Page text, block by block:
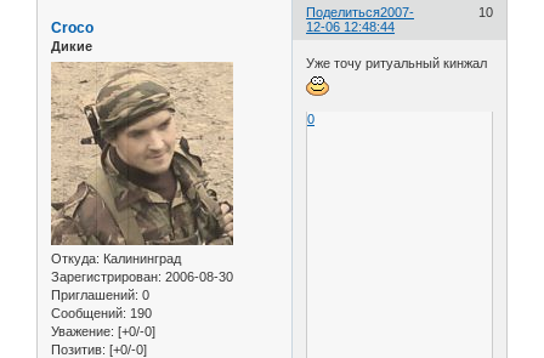
Поделиться 10
2007-
12-06 12:48:44
Croco
Дикие
Откуда: Калининград
Зарегистрирован: 2006-08-30
Приглашений: 0
Сообщений: 190
Уважение: [+0/-0]
Позитив: [+0/-0]
Уже точу ритуальный кинжал
0